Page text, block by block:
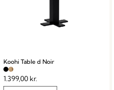
Koohi Table d Noir
1.399,00 kr.